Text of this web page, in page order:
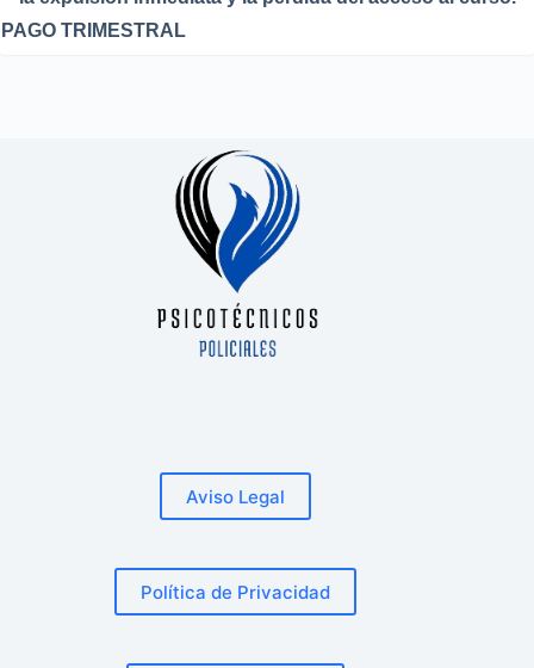
PAGO TRIMESTRAL
Aviso Legal
Política de Privacidad